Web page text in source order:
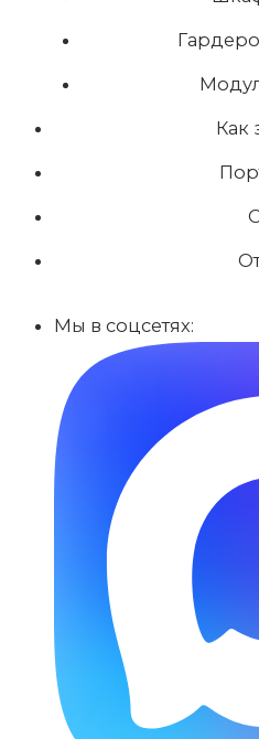
Как
Мы в соцсетях: